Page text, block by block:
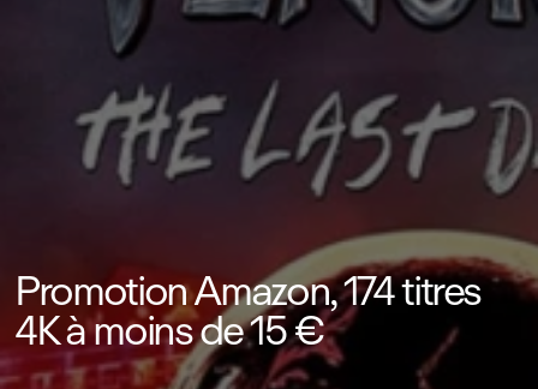
Promotion Amazon, 174 titres
4K à moins de 15 €